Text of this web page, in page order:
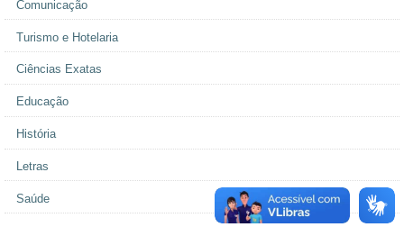
Comunicação
Turismo e Hotelaria
Ciências Exatas
Educação
História
Letras
Saúde